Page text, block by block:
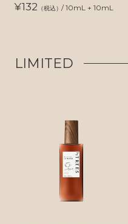
¥132 （税込）/ 10mL + 10mL
LIMITED